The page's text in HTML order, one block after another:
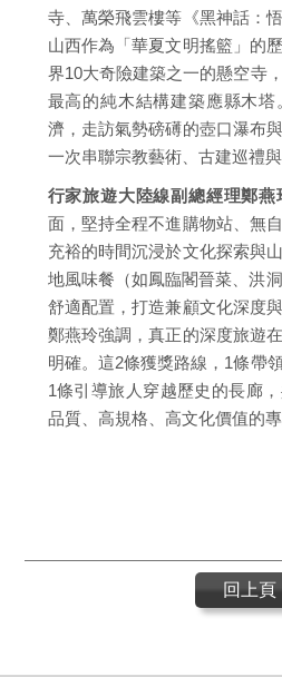
寺、萬榮飛雲樓等《黑神話：
山西作為「華夏文明搖籃」的
界10大奇險建築之一的懸空寺
最高的純木結構建築應縣木塔
濟，走訪氣勢磅礡的壺口瀑布
一次串聯宗教藝術、古建巡禮與
行家旅遊大陸線副總經理鄭燕
面，堅持全程不進購物站、無
充裕的時間沉浸於文化探索與
地風味餐（如鳳臨閣晉菜、洪
舒適配置，打造兼顧文化深度
鄭燕玲強調，真正的深度旅遊
明確。這2條獲獎路線，1條帶
1條引導旅人穿越歷史的長廊
品質、高規格、高文化價值的專
回上頁